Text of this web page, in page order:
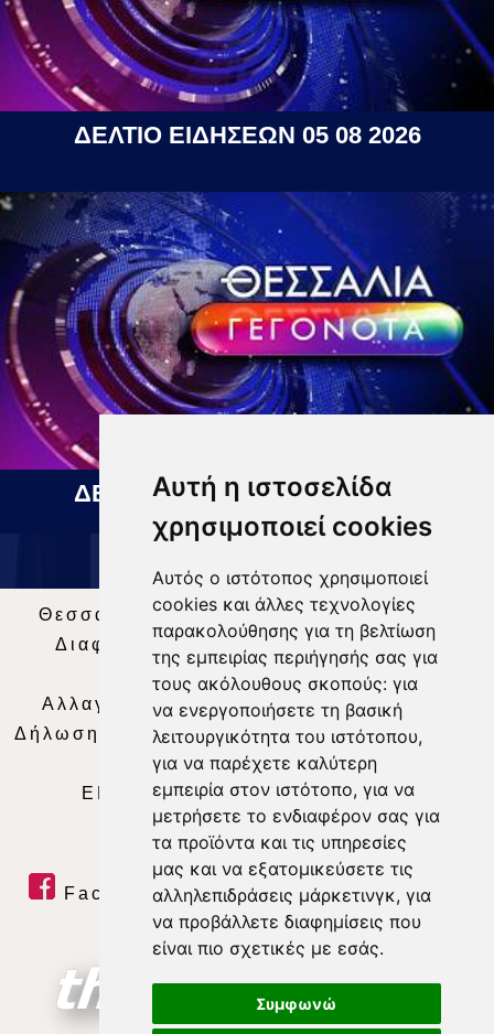
Αυτή η ιστοσελίδα
χρησιμοποιεί cookies
Αυτός ο ιστότοπος χρησιμοποιεί
cookies και άλλες τεχνολογίες
παρακολούθησης για τη βελτίωση
της εμπειρίας περιήγησής σας για
τους ακόλουθους σκοπούς: για
να ενεργοποιήσετε τη βασική
λειτουργικότητα του ιστότοπου,
για να παρέχετε καλύτερη
εμπειρία στον ιστότοπο, για να
μετρήσετε το ενδιαφέρον σας για
τα προϊόντα και τις υπηρεσίες
μας και να εξατομικεύσετε τις
αλληλεπιδράσεις μάρκετινγκ, για
να προβάλλετε διαφημίσεις που
είναι πιο σχετικές με εσάς.
Συμφωνώ
ΔΕΛΤΙΟ ΕΙΔΗΣΕΩΝ 05 08 2026
ΔΕΛΤΙΟ ΕΙΔΗΣΕΩΝ 06 08 2026
Θεσσαλία Τηλεόραση|SNG Services
Διαφήμιση | Όροι Χρήσης |Δήλωση
Απορρήτου |
Περιεχόμενο
Αλλαγή Προτιμήσεων για τα Cookies
Δήλωση συμμόρφωσης με τη σύσταση (ΕΕ)
2018/334|Ταυτότητα
ΕΝΗΜΕΡΩΣΗ |WEB TV| LIVE
Facebook| Twitter | Youtube
RSS Feed